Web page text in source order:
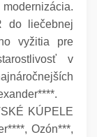
do liečebnej
vyžitia pre
v
KÚPELE
Ozón***,